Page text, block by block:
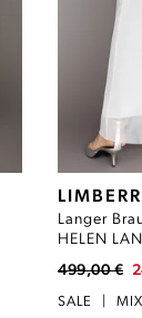
Langer
HELEN
499,00 €
SALE